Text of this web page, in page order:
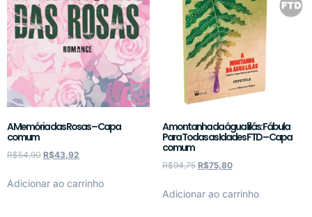
A Memória das Rosas – Capa
comum
R$54,90 R$43,92
Adicionar ao carrinho
A montanha da água lilás: Fábula
Para Todas as Idades FTD – Capa
comum
R$94,75 R$75,80
Adicionar ao carrinho